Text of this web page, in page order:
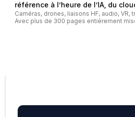
référence à l’heure de l’IA, du
Caméras, drones, liaisons HF, audio,
Avec plus de 300 pages entièrement